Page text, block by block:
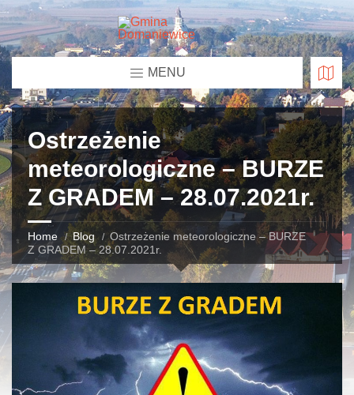
MENU
Ostrzeżenie
meteorologiczne – BURZE
Z GRADEM – 28.07.2021r.
Home Blog
Ostrzeżenie meteorologiczne – BURZE
Z GRADEM – 28.07.2021r.